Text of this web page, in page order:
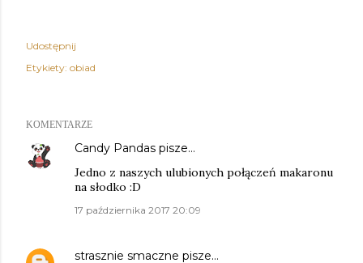
Udostępnij
Etykiety: obiad
KOMENTARZE
Candy Pandas pisze…
Jedno z naszych ulubionych połączeń makaronu
na słodko :D
17 października 2017 20:09
strasznie smaczne pisze…